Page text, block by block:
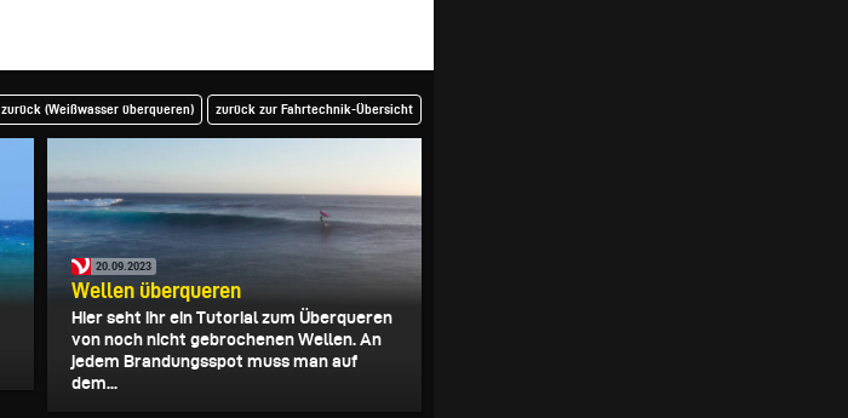
zurück (Weißwasser überqueren) zurück zur Fahrtechnik-Übersicht
20.09.2023
Wellen überqueren
Hier seht ihr ein Tutorial zum Überqueren
von noch nicht gebrochenen Wellen. An
jedem Brandungsspot muss man auf
dem...